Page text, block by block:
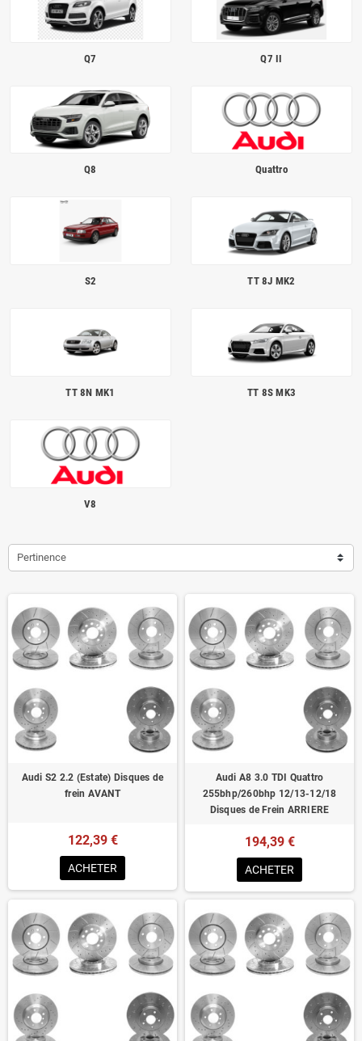
Q7 Q7 II
Q8 Quattro
S2 TT 8J MK2
TT 8N MK1 TT 8S MK3
V8
Pertinence
Audi S2 2.2 (Estate) Disques de
frein AVANT
122,39 €
ACHETER
Audi A8 3.0 TDI Quattro
255bhp/260bhp 12/13-12/18
Disques de Frein ARRIERE
194,39 €
ACHETER